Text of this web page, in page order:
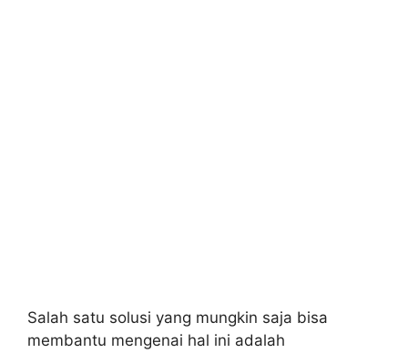
Salah satu solusi yang mungkin saja bisa
membantu mengenai hal ini adalah